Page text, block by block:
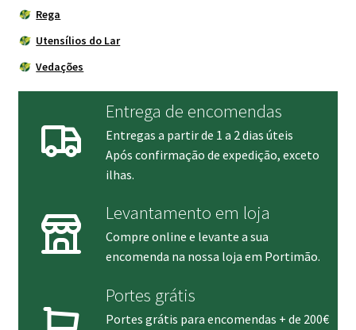
Rega
Utensílios do Lar
Vedações
Entrega de encomendas
Entregas a partir de 1 a 2 dias úteis
Após confirmação de expedição, exceto
ilhas.
Levantamento em loja
Compre online e levante a sua
encomenda na nossa loja em Portimão.
Portes grátis
Portes grátis para encomendas + de 200€